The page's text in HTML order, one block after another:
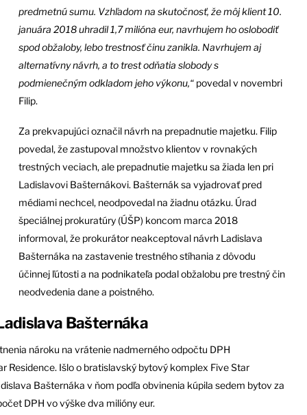
predmetnú sumu. Vzhľadom na skutočnosť, že môj klient 10.
januára 2018 uhradil 1,7 milióna eur, navrhujem ho oslobodiť
spod obžaloby, lebo trestnosť činu zanikla. Navrhujem aj
alternatívny návrh, a to trest odňatia slobody s
podmienečným odkladom jeho výkonu,“povedal v novembri
Filip.
Za prekvapujúci označil návrh na prepadnutie majetku. Filip
povedal, že zastupoval množstvo klientov v rovnakých
trestných veciach, ale prepadnutie majetku sa žiada len pri
Ladislavovi Bašternákovi. Bašternák sa vyjadrovať pred
médiami nechcel, neodpovedal na žiadnu otázku. Úrad
špeciálnej prokuratúry (ÚŠP) koncom marca 2018
informoval, že prokurátor neakceptoval návrh Ladislava
Bašternáka na zastavenie trestného stíhania z dôvodu
účinnej ľútosti a na podnikateľa podal obžalobu pre trestný čin
neodvedenia dane a poistného.
Bašternáka
nároku na vrátenie nadmerného odpočtu DPH
Residence. Išlo o bratislavský bytový komplex Five Star
Bašternáka v ňom podľa obvinenia kúpila sedem bytov za
DPH vo výške dva milióny eur.